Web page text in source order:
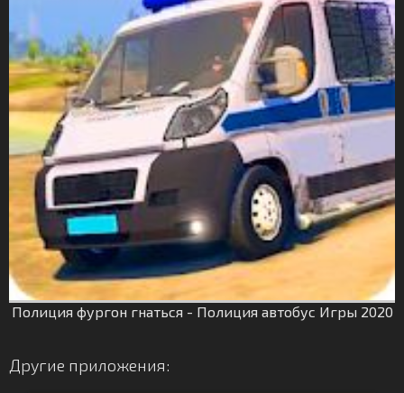
Полиция фургон гнаться - Полиция автобус Игры 2020
Другие приложения: